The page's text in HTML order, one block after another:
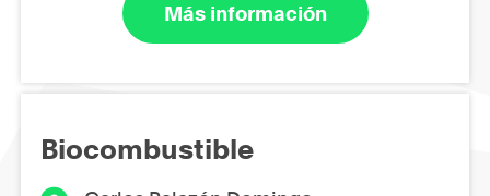
Más información
Biocombustible